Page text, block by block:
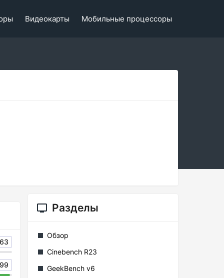
Видеокарты Мобильные процессоры
63
99
Разделы
Обзор
Cinebench R23
GeekBench v6